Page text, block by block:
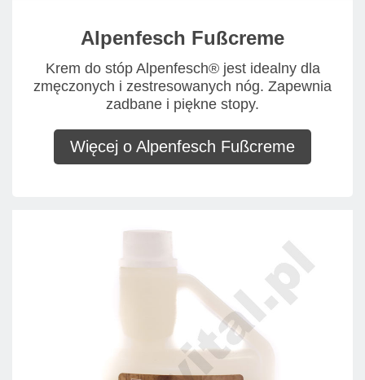
Alpenfesch Fußcreme
Krem do stóp Alpenfesch® jest idealny dla
zmęczonych i zestresowanych nóg. Zapewnia
zadbane i piękne stopy.
Więcej o Alpenfesch Fußcreme